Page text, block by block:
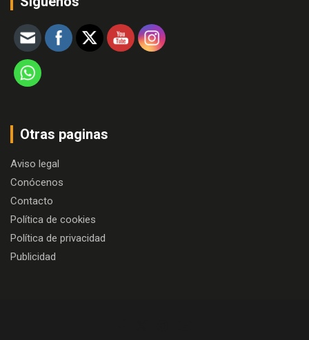
Otras paginas
Aviso legal
Conócenos
Contacto
Política de cookies
Política de privacidad
Publicidad